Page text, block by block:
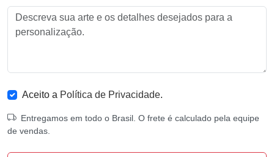
Aceito a Política de Privacidade.
Entregamos em todo o Brasil. O frete é calculado pela equipe
de vendas.